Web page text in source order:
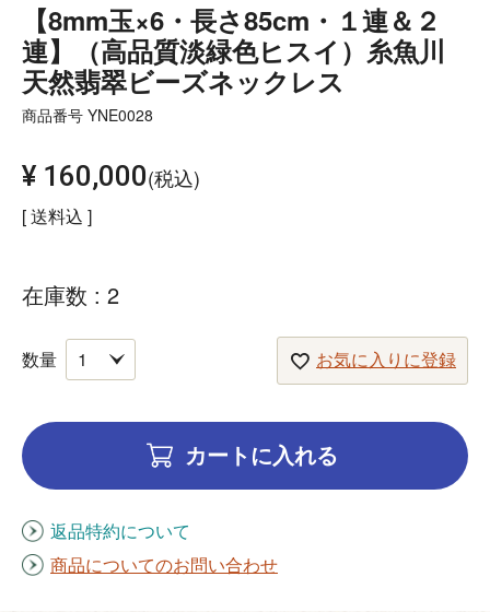
【8mm玉×6・長さ85cm・１連＆２
連】（高品質淡緑色ヒスイ）糸魚川
天然翡翠ビーズネックレス
商品番号 YNE0028
¥ 160,000 税込
送料込
在庫数 2
お気に入りに登録
カートに入れる
返品特約について
商品についてのお問い合わせ